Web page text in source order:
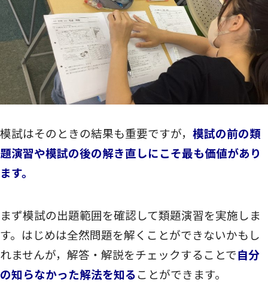
模試はそのときの結果も重要ですが， 模試の前の類
題演習や模試の後の解き直しにこそ最も価値があり
ます。
まず模試の出題範囲を確認して類題演習を実施しま
す。はじめは全然問題を解くことができないかもし
れませんが，解答・解説をチェックすることで自分
の知らなかった解法を知ることができます。